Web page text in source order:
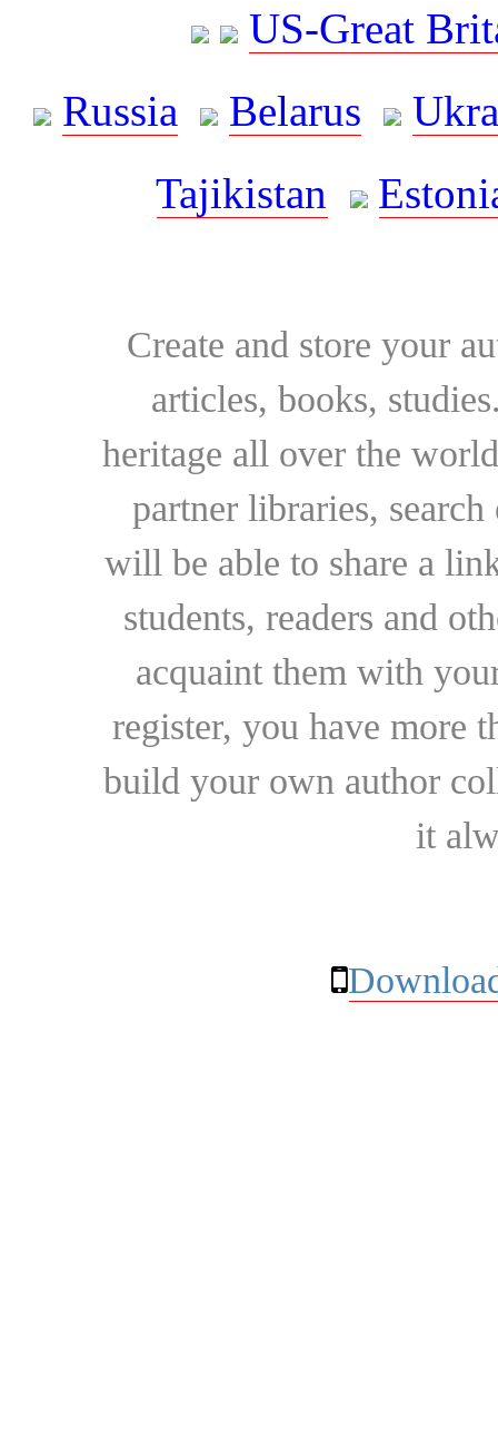
US-Great
Russia
Belarus
Tajikistan
Create and store your
articles, books,
heritage all over the
partner libraries,
will be able to share a
students, readers and
acquaint them with
register, you have more
build your own author
it